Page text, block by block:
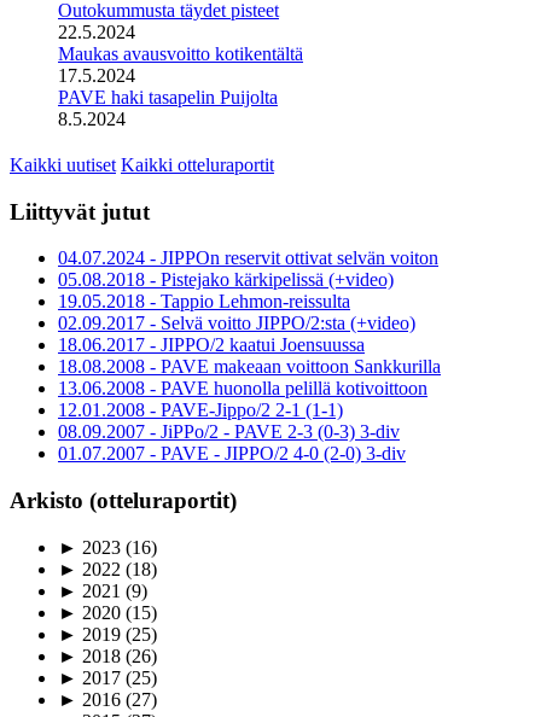
Outokummusta täydet pisteet
22.5.2024
Maukas avausvoitto kotikentältä
17.5.2024
PAVE haki tasapelin Puijolta
8.5.2024
Kaikki uutiset Kaikki otteluraportit
Liittyvät jutut
04.07.2024 - JIPPOn reservit ottivat selvän voiton
05.08.2018 - Pistejako kärkipelissä (+video)
19.05.2018 - Tappio Lehmon-reissulta
02.09.2017 - Selvä voitto JIPPO/2:sta (+video)
18.06.2017 - JIPPO/2 kaatui Joensuussa
18.08.2008 - PAVE makeaan voittoon Sankkurilla
13.06.2008 - PAVE huonolla pelillä kotivoittoon
12.01.2008 - PAVE-Jippo/2 2-1 (1-1)
08.09.2007 - JiPPo/2 - PAVE 2-3 (0-3) 3-div
01.07.2007 - PAVE - JIPPO/2 4-0 (2-0) 3-div
Arkisto (otteluraportit)
► 2023 (16)
► 2022 (18)
► 2021 (9)
► 2020 (15)
► 2019 (25)
► 2018 (26)
► 2017 (25)
► 2016 (27)